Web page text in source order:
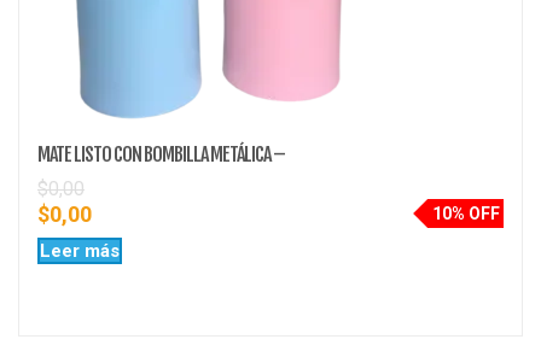
MATE LISTO CON BOMBILLA METÁLICA –
10% OFF
$0,00
$0,00
Leer más